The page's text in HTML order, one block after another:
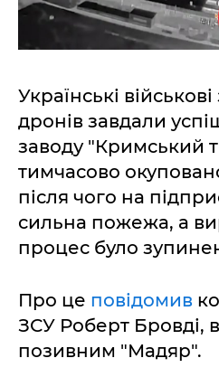
Українські
дронів завдали
заводу "Кримський
тимчасово
після чого на
сильна пожежа, а
процес було
Про це повідомив
ЗСУ Роберт Бровді,
позивним "Мадяр".